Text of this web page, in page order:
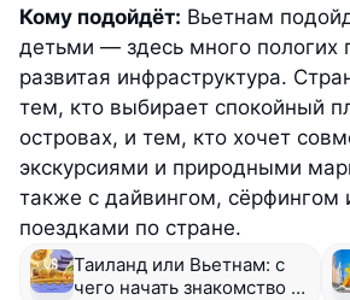
Кому подойдёт: Вьетнам
детьми — здесь много пологих
развитая инфраструктура.
тем, кто выбирает спокойный
островах, и тем, кто хочет
экскурсиями и природными
также с дайвингом, сёрфингом
поездками по стране.
Таиланд или Вьетнам: с
чего начать знакомство с